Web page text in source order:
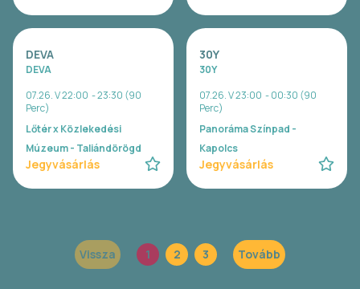
DEVA
DEVA
07.26. V 22:00 - 23:30 (90
Perc)
Lőtér x Közlekedési
Múzeum - Taliándörögd
Jegyvásárlás
30Y
30Y
07.26. V 23:00 - 00:30 (90
Perc)
Panoráma Színpad -
Kapolcs
Jegyvásárlás
Vissza 1 2 3 Tovább